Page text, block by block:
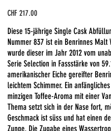
Preis
CHF 217.00
Diese 15-jährige Single Cask
Nummer 837 ist ein Benrinnes Malt
wurde dieser im Jahr 2012 vom
Serie Selection in Fassstärke von
amerikanischer Eiche gereifter
leichtem Schimmer. Ein
minzigen Toffee-Aroma mit einer
Thema setzt sich in der Nase fort,
Geschmack ist süss und hat einen
Zunge. Die Zugabe eines